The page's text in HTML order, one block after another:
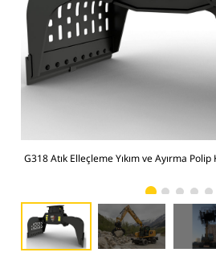
G318 Atık Elleçleme Yıkım ve Ayırma Polip